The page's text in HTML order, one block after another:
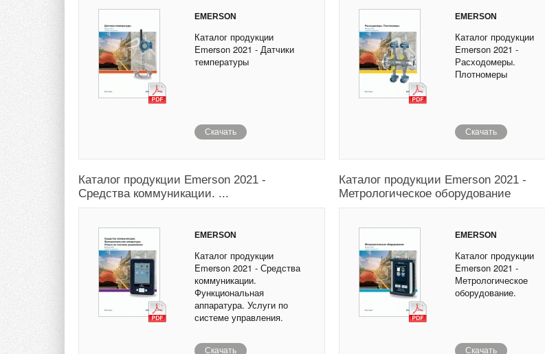
EMERSON
Каталог продукции
Emerson 2021 - Датчики
температуры
Скачать
EMERSON
Каталог продукции
Emerson 2021 -
Расходомеры.
Плотномеры
Скачать
Каталог продукции Emerson 2021 -
Средства коммуникации. ...
EMERSON
Каталог продукции
Emerson 2021 - Средства
коммуникации.
Функциональная
аппаратура. Услуги по
системе управления.
Скачать
Каталог продукции Emerson 2021 -
Метрологическое оборудование
EMERSON
Каталог продукции
Emerson 2021 -
Метрологическое
оборудование.
Скачать